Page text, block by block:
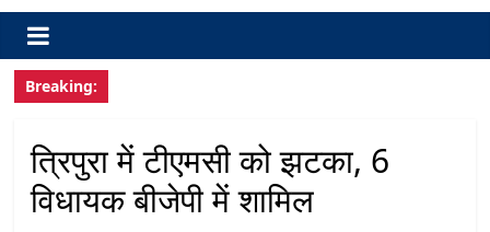
Breaking:
त्रिपुरा में टीएमसी को झटका, 6
विधायक बीजेपी में शामिल